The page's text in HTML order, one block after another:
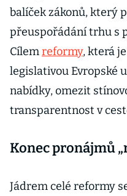
balíček zákonů, který
přeuspořádání trhu s
Cílemreformy, která
legislativou Evropské
nabídky, omezit
transparentnost v
Konec pronájmů
Jádrem celé reformy